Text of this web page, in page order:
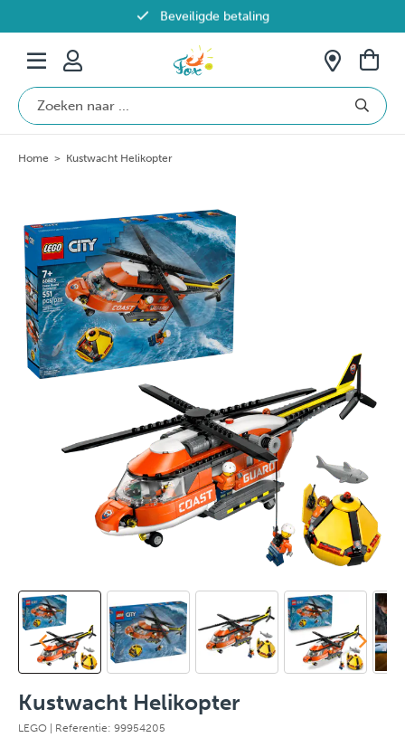
Beveiligde betaling
Gratis verzending vanaf €69 in België
Home > Kustwacht Helikopter
Kustwacht Helikopter
LEGO | Referentie: 99954205